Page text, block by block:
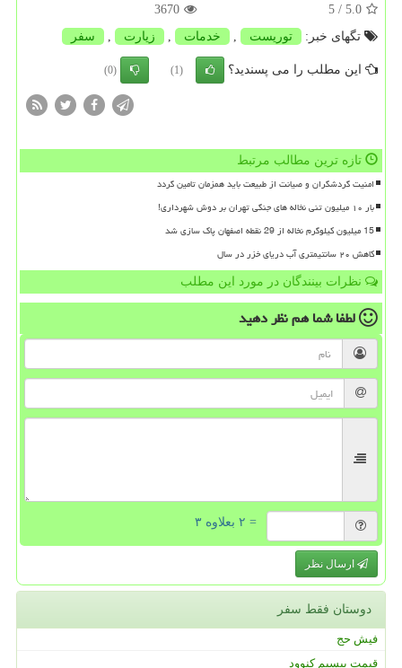
5.0
/ 5
3670
تگهای خبر:
توریست , خدمات , زیارت , سفر
این مطلب را می پسندید؟ (1)
(0)
تازه ترین مطالب مرتبط
امنیت گردشگران و صیانت از طبیعت باید همزمان تامین گردد
بار ۱۰ میلیون تنی نخاله های جنگی تهران بر دوش شهرداری!
15 میلیون کیلوگرم نخاله از 29 نقطه اصفهان پاک سازی شد
کاهش ۲۰ سانتیمتری آب دریای خزر در سال
نظرات بینندگان در مورد این مطلب
لطفا شما همنظر دهید
= ۲ بعلاوه ۳
ارسال نظر
دوستان فقط سفر
فیش حج
قیمت بیسیم کنوود